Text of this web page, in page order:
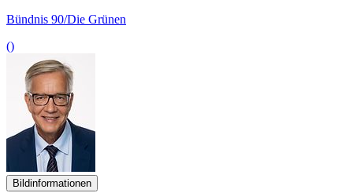
Bündnis 90/Die Grünen
()
Bildinformationen